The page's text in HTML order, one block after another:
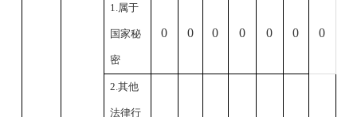
1.属于
国家秘
密
0 0 0 0 0 0 0
2.其他
法律行